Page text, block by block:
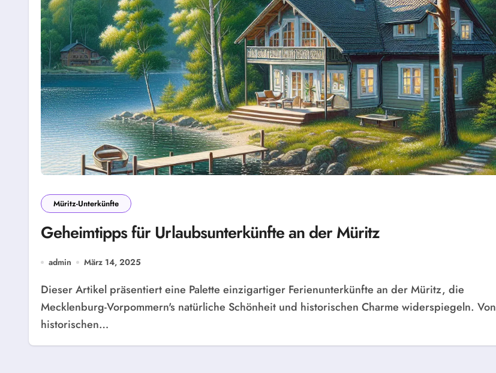
Müritz-Unterkünfte
Geheimtipps für Urlaubsunterkünfte an der Müritz
admin März 14, 2025
Dieser Artikel präsentiert eine Palette einzigartiger Ferienunterkünfte an der Müritz, die
Mecklenburg-Vorpommern's natürliche Schönheit und historischen Charme widerspiegeln. Von
historischen…